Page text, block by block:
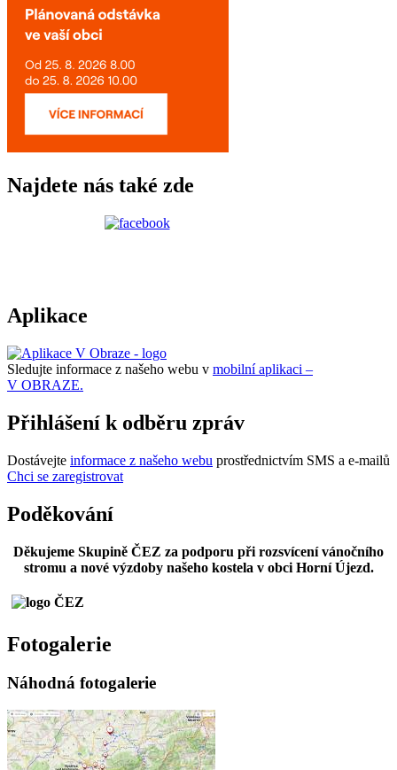
Najdete nás také zde
Aplikace
Sledujte informace z našeho webu v mobilní aplikaci –
V OBRAZE.
Přihlášení k odběru zpráv
Dostávejte informace z našeho webu prostřednictvím SMS a e-mailů
Chci se zaregistrovat
Poděkování
Děkujeme Skupině ČEZ za podporu při rozsvícení vánočního
stromu a nové výzdoby našeho kostela v obci Horní Újezd.
Fotogalerie
Náhodná fotogalerie